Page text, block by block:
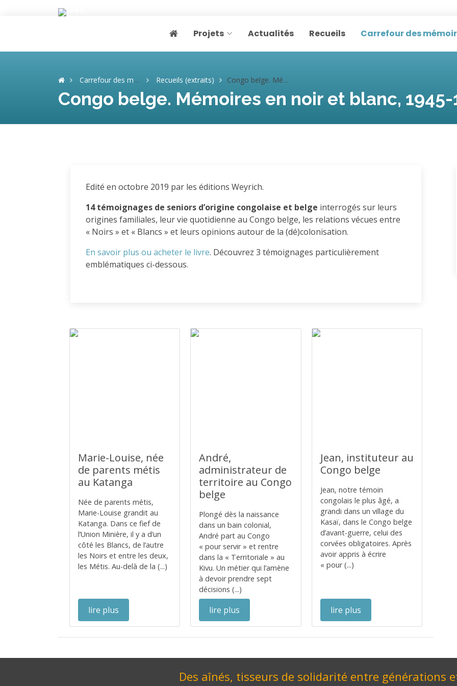
Page home
Projets Actualités Recueils Carrefour des
Carrefour des mémoires Recueils (extraits) Congo belge. Mémoires en noir et blanc, 1945-1960
Congo belge. Mémoires en noir et blanc, 1945-
Edité en octobre 2019 par les éditions Weyrich.
14 témoignages de seniors d’origine congolaise et belge interrogés sur leurs
origines familiales, leur vie quotidienne au Congo belge, les relations vécues entre
« Noirs » et « Blancs » et leurs opinions autour de la (dé)colonisation.
En savoir plus ou acheter le livre. Découvrez 3 témoignages particulièrement
emblématiques ci-dessous.
Marie-Louise, née
de parents métis
au Katanga
Née de parents métis,
Marie-Louise grandit au
Katanga. Dans ce fief de
l’Union Minière, il y a d’un
côté les Blancs, de l’autre
les Noirs et entre les deux,
les Métis. Au-delà de la (...)
lire plus
André,
administrateur de
territoire au Congo
belge
Plongé dès la naissance
dans un bain colonial,
André part au Congo
« pour servir » et rentre
dans la « Territoriale » au
Kivu. Un métier qui l’amène
à devoir prendre sept
décisions (...)
lire plus
Jean, instituteur au
Congo belge
Jean, notre témoin
congolais le plus âgé, a
grandi dans un village du
Kasaï, dans le Congo belge
d’avant-guerre, celui des
corvées obligatoires. Après
avoir appris à écrire
« pour (...)
lire plus
Des aînés, tisseurs de solidarité entre générations